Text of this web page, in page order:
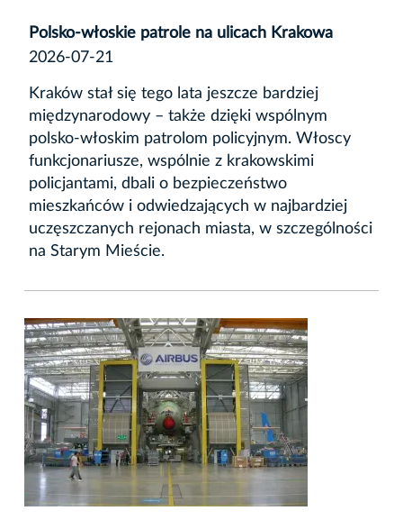
Polsko-włoskie patrole na ulicach Krakowa
2026-07-21
Kraków stał się tego lata jeszcze bardziej
międzynarodowy – także dzięki wspólnym
polsko-włoskim patrolom policyjnym. Włoscy
funkcjonariusze, wspólnie z krakowskimi
policjantami, dbali o bezpieczeństwo
mieszkańców i odwiedzających w najbardziej
uczęszczanych rejonach miasta, w szczególności
na Starym Mieście.